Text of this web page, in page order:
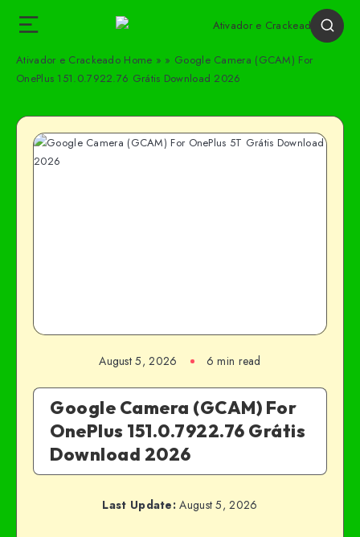
Ativador e Crackeado Home » » Google Camera (GCAM) For
OnePlus 151.0.7922.76 Grátis Download 2026
August 5, 2026 6 min read
Google Camera (GCAM) For
OnePlus 151.0.7922.76 Grátis
Download 2026
Last Update: August 5, 2026